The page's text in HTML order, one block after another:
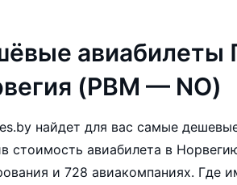
авиабилеты
(PBM — NO)
найдет для вас самые
стоимость авиабилета в
и 728 авиакомпаниях. Где